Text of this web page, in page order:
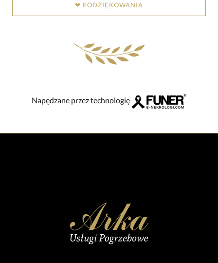
❤ PODZIĘKOWANIA
Napędzane przez technologię